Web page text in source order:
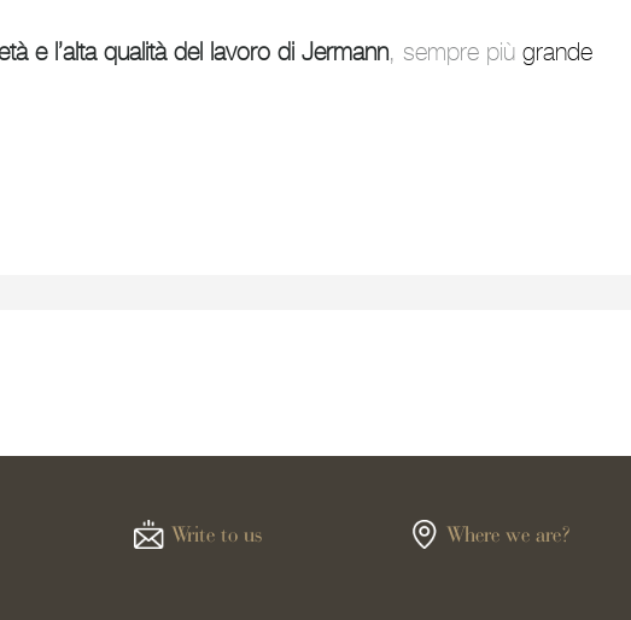
e l’alta qualità del lavoro di Jermann, sempre più grande
Write to us Where we are?